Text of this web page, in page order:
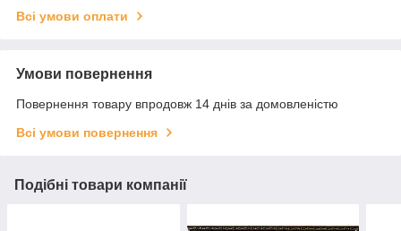
Всі умови оплати
Умови повернення
Повернення товару впродовж 14 днів за домовленістю
Всі умови повернення
Подібні товари компанії